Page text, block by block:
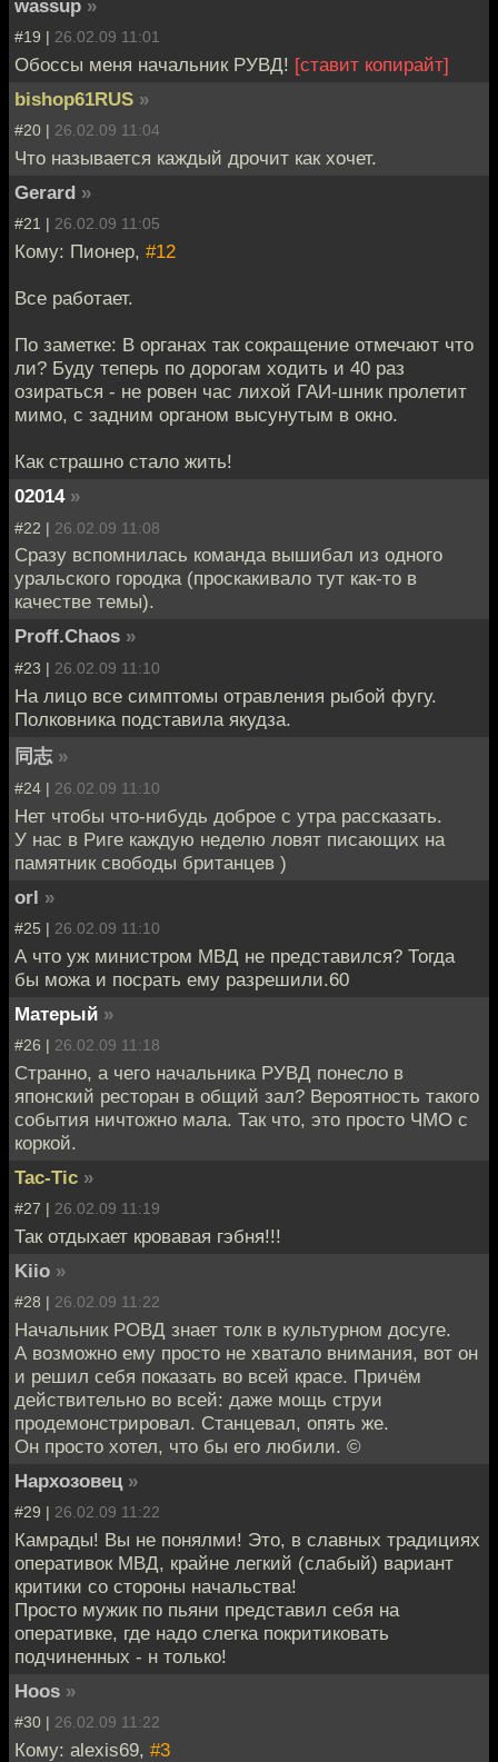
wassup »
#19 | 26.02.09 11:01
Обоссы меня начальник РУВД! [ставит копирайт]
bishop61RUS »
#20 | 26.02.09 11:04
Что называется каждый дрочит как хочет.
Gerard »
#21 | 26.02.09 11:05
Кому: Пионер, #12
Все работает.
По заметке: В органах так сокращение отмечают что
ли? Буду теперь по дорогам ходить и 40 раз
озираться - не ровен час лихой ГАИ-шник пролетит
мимо, с задним органом высунутым в окно.
Как страшно стало жить!
02014 »
#22 | 26.02.09 11:08
Сразу вспомнилась команда вышибал из одного
уральского городка (проскакивало тут как-то в
качестве темы).
Proff.Chaos »
#23 | 26.02.09 11:10
На лицо все симптомы отравления рыбой фугу.
Полковника подставила якудза.
同志 »
#24 | 26.02.09 11:10
Нет чтобы что-нибудь доброе с утра рассказать.
У нас в Риге каждую неделю ловят писающих на
памятник свободы британцев )
orl »
#25 | 26.02.09 11:10
А что уж министром МВД не представился? Тогда
бы можа и посрать ему разрешили.60
Матерый »
#26 | 26.02.09 11:18
Странно, а чего начальника РУВД понесло в
японский ресторан в общий зал? Вероятность такого
события ничтожно мала. Так что, это просто ЧМО с
коркой.
Tac-Tic »
#27 | 26.02.09 11:19
Так отдыхает кровавая гэбня!!!
Kiio »
#28 | 26.02.09 11:22
Начальник РОВД знает толк в культурном досуге.
А возможно ему просто не хватало внимания, вот он
и решил себя показать во всей красе. Причём
действительно во всей: даже мощь струи
продемонстрировал. Станцевал, опять же.
Он просто хотел, что бы его любили. ©
Нархозовец »
#29 | 26.02.09 11:22
Камрады! Вы не понялми! Это, в славных традициях
оперативок МВД, крайне легкий (слабый) вариант
критики со стороны начальства!
Просто мужик по пьяни представил себя на
оперативке, где надо слегка покритиковать
подчиненных - н только!
Hoos »
#30 | 26.02.09 11:22
Кому: alexis69, #3